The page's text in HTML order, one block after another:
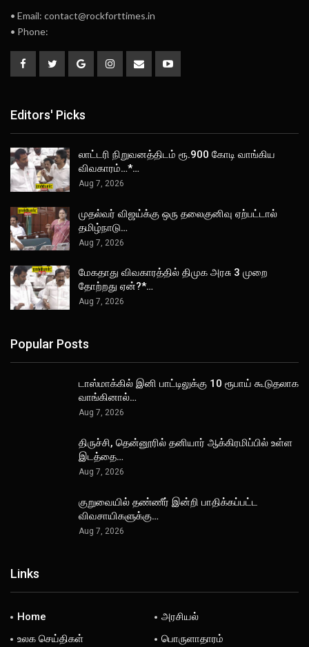
• Email: contact@rockforttimes.in
• Phone:
Editors' Picks
லாட்டரி நிறுவனத்திடம் ரூ.900 கோடி வாங்கிய
விவகாரம்…*…
Aug 7, 2026
முதல்வர் விஜய்க்கு ஒரு தலைகுனிவு ஏற்பட்டால்
தமிழ்நாடு…
Aug 7, 2026
மேகதாது விவகாரத்தில் திமுக அரசு 3 முறை
தோற்றது ஏன்?*…
Aug 7, 2026
Popular Posts
டாஸ்மாக்கில் இனி பாட்டிலுக்கு 10 ரூபாய் கூடுதலாக
வாங்கினால்…
Aug 7, 2026
திருச்சி, தென்னூரில் தனியார் ஆக்கிரமிப்பில் உள்ள
இடத்தை…
Aug 7, 2026
குறுவையில் தண்ணீர் இன்றி பாதிக்கப்பட்ட
விவசாயிகளுக்கு…
Aug 7, 2026
Links
Home
அரசியல்
உலக செய்திகள்
பொருளாதாரம்